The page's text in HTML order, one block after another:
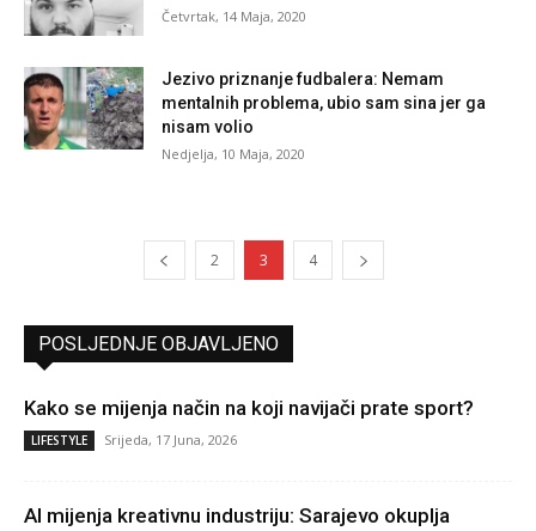
Četvrtak, 14 Maja, 2020
Jezivo priznanje fudbalera: Nemam
mentalnih problema, ubio sam sina jer ga
nisam volio
Nedjelja, 10 Maja, 2020
2 3 4
POSLJEDNJE OBJAVLJENO
Kako se mijenja način na koji navijači prate sport?
LIFESTYLE Srijeda, 17 Juna, 2026
AI mijenja kreativnu industriju: Sarajevo okuplja